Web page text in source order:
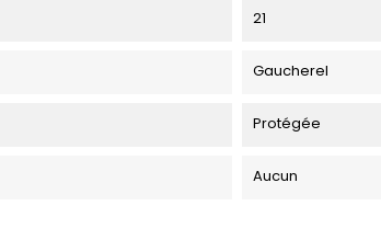
21
Gaucherel
Protégée
Aucun